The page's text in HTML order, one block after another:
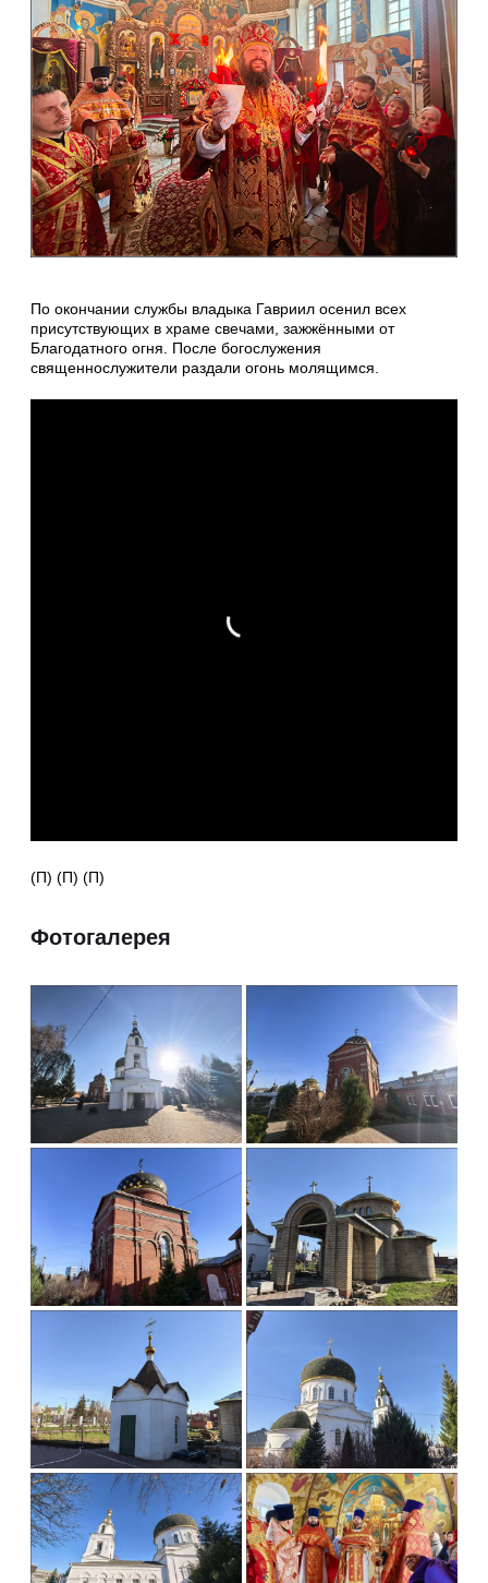
По окончании службы владыка Гавриил осенил всех
присутствующих в храме свечами, зажжёнными от
Благодатного огня. После богослужения
священнослужители раздали огонь молящимся.
(П) (П) (П)
Фотогалерея